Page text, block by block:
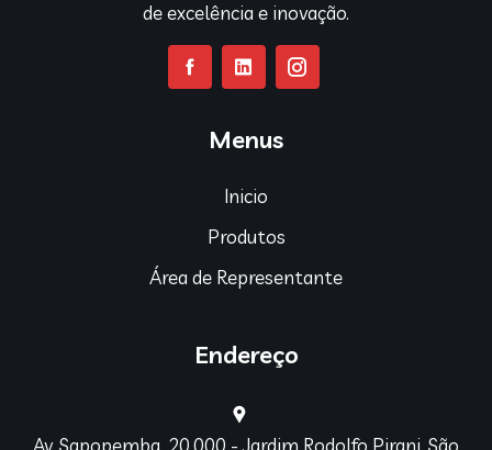
de excelência e inovação.
Menus
Inicio
Produtos
Área de Representante
Endereço
Av. Sapopemba, 20.000 - Jardim Rodolfo Pirani, São